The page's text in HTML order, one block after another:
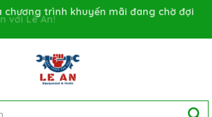
chương trình khuyến mãi đang chờ đợi